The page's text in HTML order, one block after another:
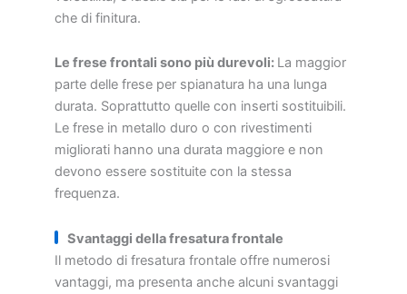
che di finitura.
Le frese frontali sono più durevoli: La maggior
parte delle frese per spianatura ha una lunga
durata. Soprattutto quelle con inserti sostituibili.
Le frese in metallo duro o con rivestimenti
migliorati hanno una durata maggiore e non
devono essere sostituite con la stessa
frequenza.
Svantaggi della fresatura frontale
Il metodo di fresatura frontale offre numerosi
vantaggi, ma presenta anche alcuni svantaggi